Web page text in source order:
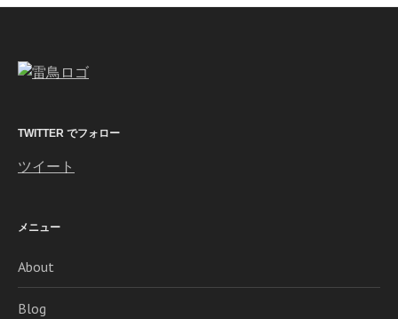
TWITTER でフォロー
ツイート
メニュー
About
Blog